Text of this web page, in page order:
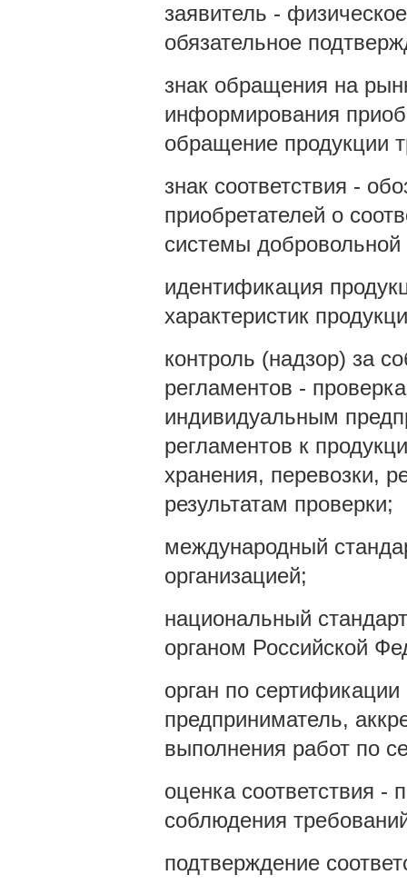
заявитель -
обязательное
знак обращения на
информирования
обращение продукции
знак соответствия -
приобретателей о
системы
идентификация
характеристик
контроль (надзор) за
регламентов -
индивидуальным
регламентов к
хранения, перевозки,
результатам проверки;
международный
организацией;
национальный
органом Российской
орган по
предприниматель,
выполнения работ по
оценка соответствия -
соблюдения
подтверждение